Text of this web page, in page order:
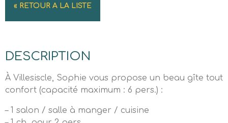
« RETOUR A LA LISTE
DESCRIPTION
À Villesiscle, Sophie vous propose un beau gîte tout
confort (capacité maximum : 6 pers.) :
– 1 salon / salle à manger / cuisine